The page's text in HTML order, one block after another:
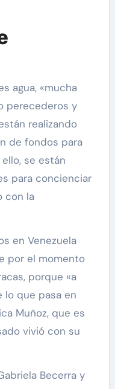
agua, «mucha
perecederos y
realizando
de fondos para
se están
para concienciar
con la
en Venezuela
por el momento
porque «a
que pasa en
Muñoz, que es
vivió con su
Becerra y